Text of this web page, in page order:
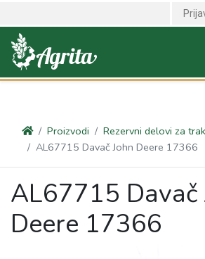
<link rel="canonical" href="https://agrita.rs/
za-traktore/davaci/al67715-davac-john-
Proizvodi Rezervni delovi za
AL67715 Davač John Deere 17366
AL67715 Davač
Deere 17366